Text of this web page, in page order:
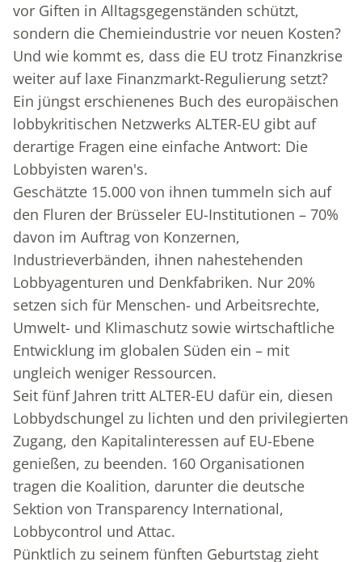
vor Giften in Alltagsgegenständen schützt,
sondern die Chemieindustrie vor neuen Kosten?
Und wie kommt es, dass die EU trotz Finanzkrise
weiter auf laxe Finanzmarkt-Regulierung setzt?
Ein jüngst erschienenes Buch des europäischen
lobbykritischen Netzwerks ALTER-EU gibt auf
derartige Fragen eine einfache Antwort: Die
Lobbyisten waren's.
Geschätzte 15.000 von ihnen tummeln sich auf
den Fluren der Brüsseler EU-Institutionen – 70%
davon im Auftrag von Konzernen,
Industrieverbänden, ihnen nahestehenden
Lobbyagenturen und Denkfabriken. Nur 20%
setzen sich für Menschen- und Arbeitsrechte,
Umwelt- und Klimaschutz sowie wirtschaftliche
Entwicklung im globalen Süden ein – mit
ungleich weniger Ressourcen.
Seit fünf Jahren tritt ALTER-EU dafür ein, diesen
Lobbydschungel zu lichten und den privilegierten
Zugang, den Kapitalinteressen auf EU-Ebene
genießen, zu beenden. 160 Organisationen
tragen die Koalition, darunter die deutsche
Sektion von Transparency International,
Lobbycontrol und Attac.
Pünktlich zu seinem fünften Geburtstag zieht